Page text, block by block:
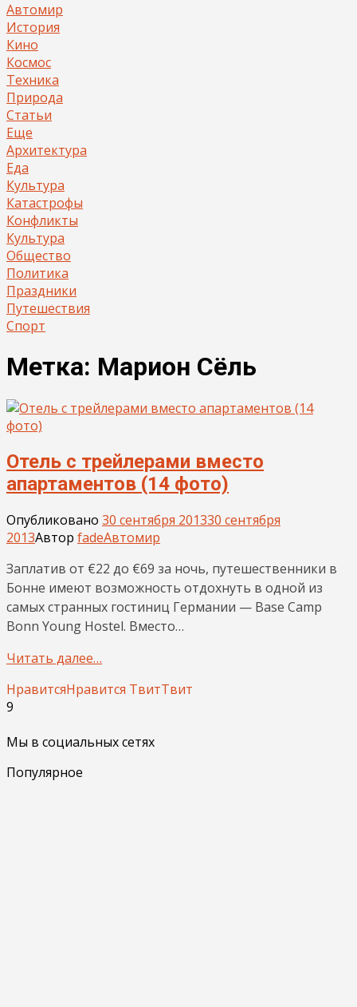
Автомир
История
Кино
Космос
Техника
Природа
Статьи
Еще
Архитектура
Еда
Культура
Катастрофы
Конфликты
Культура
Общество
Политика
Праздники
Путешествия
Спорт
Метка: Марион Сёль
Отель с трейлерами вместо
апартаментов (14 фото)
Опубликовано 30 сентября 201330 сентября
2013Автор fadeАвтомир
Заплатив от €22 до €69 за ночь, путешественники в
Бонне имеют возможность отдохнуть в одной из
самых странных гостиниц Германии — Base Camp
Bonn Young Hostel. Вместо…
Читать далее…
НравитсяНравится ТвитТвит
9
Мы в социальных сетях
Популярное